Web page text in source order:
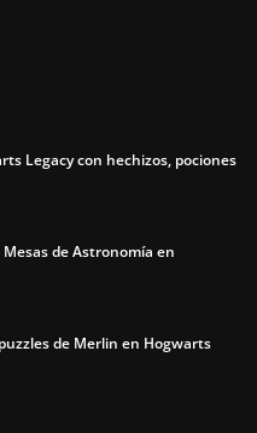
Legacy con hechizos, pociones
de Astronomía en
de Merlin en Hogwarts